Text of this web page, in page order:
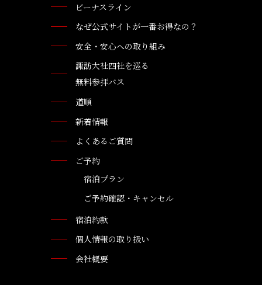
ビーナスライン
なぜ公式サイトが一番お得なの？
安全・安心への取り組み
諏訪大社四社を巡る
無料参拝バス
道順
新着情報
よくあるご質問
ご予約
宿泊プラン
ご予約確認・キャンセル
宿泊約款
個人情報の取り扱い
会社概要